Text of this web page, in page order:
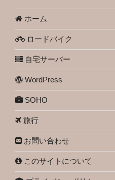
ホーム
ロードバイク
自宅サーバー
WordPress
SOHO
旅行
お問い合わせ
このサイトについて